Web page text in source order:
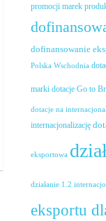
promocji marek
dofinansowanie
Polska Wschodnia
marki dotacje Go to
dotacje na
internacjonalizację
eksportowa
działanie 1.2
eksportu